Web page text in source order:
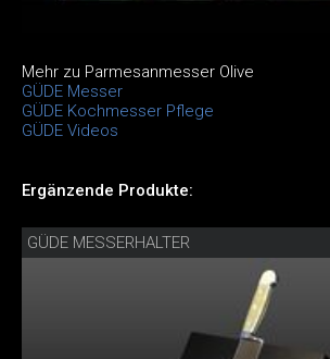
Mehr zu Parmesanmesser Olive
GÜDE Messer
GÜDE Kochmesser Pflege
GÜDE Videos
Ergänzende Produkte:
GÜDE MESSERHALTER